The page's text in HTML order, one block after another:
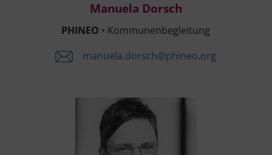
Manue­la Dorsch
PHINEO • Kom­mu­nen­be­glei­tung
manuela.​dorsch@​phineo.​org